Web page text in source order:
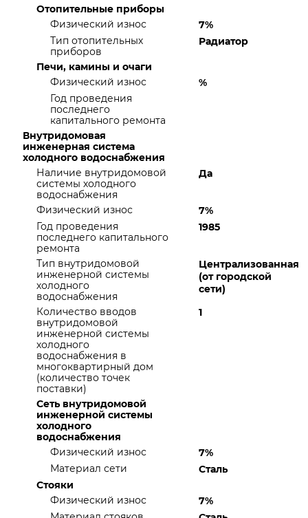
Отопительные приборы
Физический износ
7%
Тип отопительных
приборов
Радиатор
Печи, камины и очаги
Физический износ
%
Год проведения
последнего
капитального ремонта
Внутридомовая
инженерная система
холодного водоснабжения
Наличие внутридомовой
системы холодного
водоснабжения
Да
Физический износ
7%
Год проведения
последнего капитального
ремонта
1985
Тип внутридомовой
инженерной системы
холодного
водоснабжения
Централизованная
(от городской
сети)
Количество вводов
внутридомовой
инженерной системы
холодного
водоснабжения в
многоквартирный дом
(количество точек
поставки)
1
Сеть внутридомовой
инженерной системы
холодного
водоснабжения
Физический износ
7%
Материал сети
Сталь
Стояки
Физический износ
7%